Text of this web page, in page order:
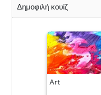
Δημοφιλή κουίζ
Art